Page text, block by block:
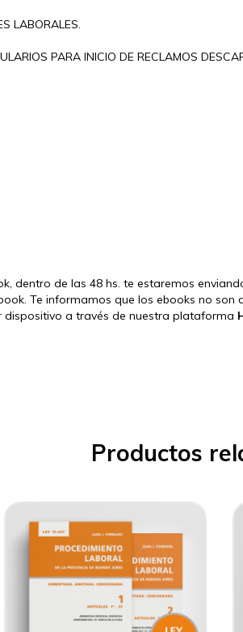
LABORALES.
PARA INICIO DE RECLAMOS
dentro de las 48 hs. te estaremos
Te informamos que los ebooks no son
a través de nuestra plataforma
Productos